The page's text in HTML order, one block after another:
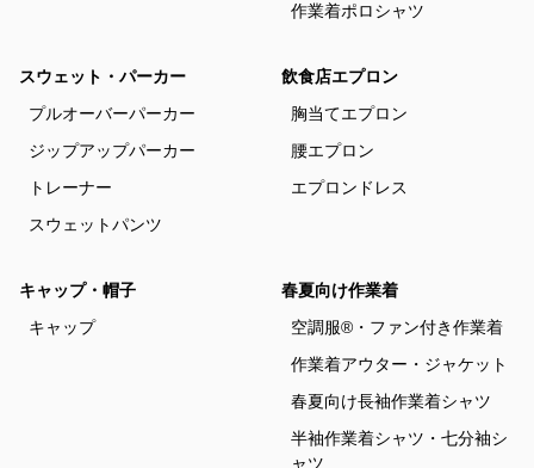
作業着ポロシャツ
スウェット・パーカー
プルオーバーパーカー
ジップアップパーカー
トレーナー
スウェットパンツ
飲食店エプロン
胸当てエプロン
腰エプロン
エプロンドレス
キャップ・帽子
キャップ
春夏向け作業着
空調服®・ファン付き作業着
作業着アウター・ジャケット
春夏向け長袖作業着シャツ
半袖作業着シャツ・七分袖シ
ャツ